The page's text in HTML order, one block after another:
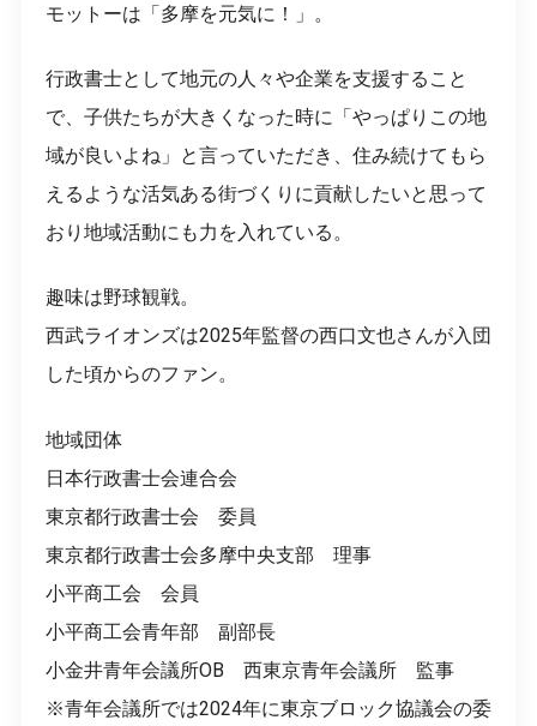
モットーは「多摩を元気に！」。
行政書士として地元の人々や企業を支援すること
で、子供たちが大きくなった時に「やっぱりこの地
域が良いよね」と言っていただき、住み続けてもら
えるような活気ある街づくりに貢献したいと思って
おり地域活動にも力を入れている。
趣味は野球観戦。
西武ライオンズは2025年監督の西口文也さんが入団
した頃からのファン。
地域団体
日本行政書士会連合会
東京都行政書士会 委員
東京都行政書士会多摩中央支部 理事
小平商工会 会員
小平商工会青年部 副部長
小金井青年会議所OB 西東京青年会議所 監事
※青年会議所では2024年に東京ブロック協議会の委